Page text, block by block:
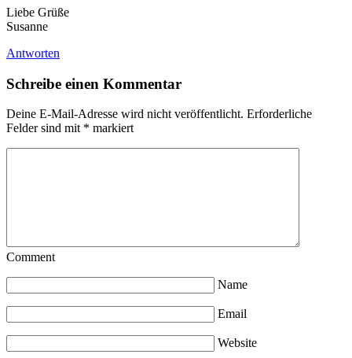
Liebe Grüße
Susanne
Antworten
Schreibe einen Kommentar
Deine E-Mail-Adresse wird nicht veröffentlicht. Erforderliche
Felder sind mit * markiert
Comment
Name
Email
Website